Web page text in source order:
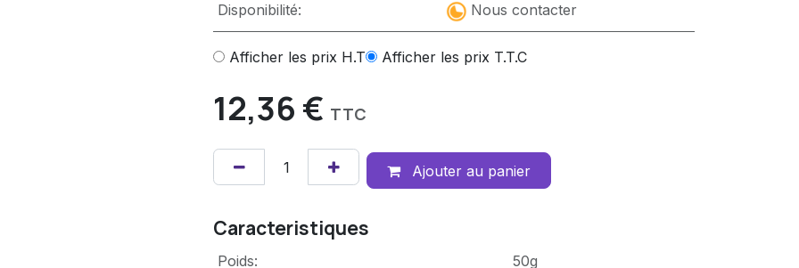
Disponibilité: Nous contacter
Afficher les prix H.T Afficher les prix T.T.C
12,36 € TTC
Ajouter au panier
Caracteristiques
Poids:
50g